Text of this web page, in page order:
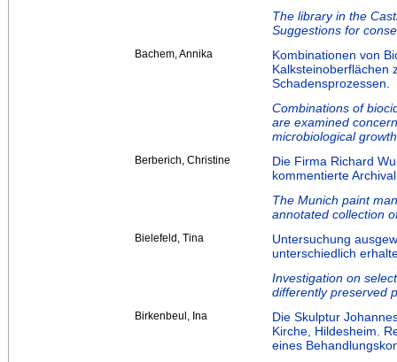
The library in the
Suggestions for
Bachem, Annika
Kombinationen von
Kalksteinoberflächen
Schadensprozessen.
Combinations of
are examined
microbiological
Berberich, Christine
Die Firma Richard
kommentierte
The Munich paint
annotated collection
Bielefeld, Tina
Untersuchung
unterschiedlich
Investigation on
differently preserved
Birkenbeul, Ina
Die Skulptur
Kirche, Hildesheim.
eines